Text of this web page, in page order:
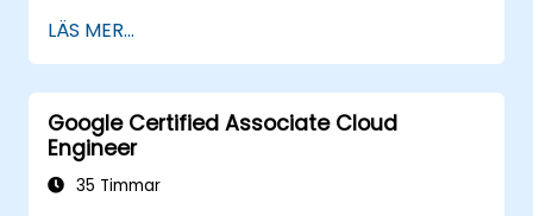
datatransformationer och hantera
dataflöden.
Implementera bästa praxis för
felhantering och prestandoptimering.
Säkra och övervaka datapipeliner för
produktionsmiljöer.
LÄS MER...
Google Certified Associate Cloud
Engineer
35 Timmar